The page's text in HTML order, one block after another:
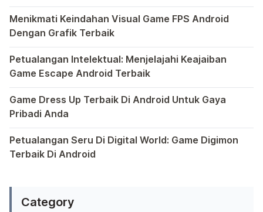
Ponsel pintar telah mengubah cara kita bermain game,
Menikmati Keindahan Visual Game FPS Android
Dengan Grafik Terbaik
Semakin berkembangnya teknologi di era digital saat ini,
Petualangan Intelektual: Menjelajahi Keajaiban
Game Escape Android Terbaik
Dalam dunia game Android, genre escape telah mencuri
Game Dress Up Terbaik Di Android Untuk Gaya
Pribadi Anda
Saat ini, platform Android telah menjadi wadah kreativitas
Petualangan Seru Di Digital World: Game Digimon
Terbaik Di Android
Category